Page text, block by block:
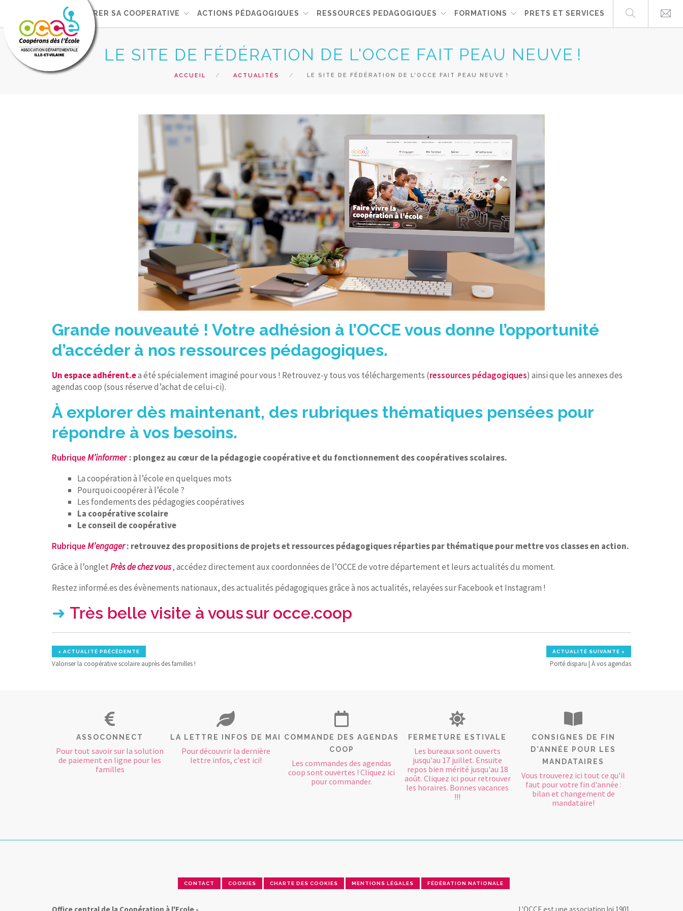
L'OCCE GERER SA COOPERATIVE ACTIONS PÉDAGOGIQUES RESSOURCES PEDAGOGIQUES FORMATIONS PRETS ET SERVICES
LE SITE DE FÉDÉRATION DE L'OCCE FAIT PEAU NEUVE !
ACCUEIL ACTUALITÉS LE SITE DE FÉDÉRATION DE L'OCCE FAIT PEAU NEUVE !
Grande nouveauté ! Votre adhésion à l’OCCE vous donne l’opportunité
d’accéder à nos ressources pédagogiques.
Un espace adhérent.ea été spécialement imaginé pour vous ! Retrouvez-y tous vos téléchargements (ressources pédagogiques) ainsi que les annexes des
agendas coop (sous réserve d’achat de celui-ci).
À explorer dès maintenant, des rubriques thématiques pensées pour
répondre à vos besoins.
RubriqueM’informer: plongez au cœur de la pédagogie coopérative et du fonctionnement des coopératives scolaires.
La coopération à l’école en quelques mots
Pourquoi coopérer à l’école ?
Les fondements des pédagogies coopératives
La coopérative scolaire
Le conseil de coopérative
RubriqueM’engager: retrouvez des propositions de projets et ressources pédagogiques réparties par thématique pour mettre vos classes en action.
Grâce à l’ongletPrès de chez vous, accédez directement aux coordonnées de l’OCCE de votre département et leurs actualités du moment.
Restez informé.es des évènements nationaux, des actualités pédagogiques grâce à nos actualités, relayées sur Facebook et Instagram !
➜ Très belle visite à vous sur occe.coop
< ACTUALITÉ PRÉCÉDENTE
Valoriser la coopérative scolaire auprès des familles !
ACTUALITÉ SUIVANTE >
Porté disparu | À vos agendas
ASSOCONNECT
Pour tout savoir sur la solution
de paiement en ligne pour les
familles
LA LETTRE INFOS DE MAI
Pour découvrir la dernière
lettre infos, c'est ici!
COMMANDE DES AGENDAS
COOP
Les commandes des agendas
coop sont ouvertes ! Cliquez ici
pour commander.
FERMETURE ESTIVALE
Les bureaux sont ouverts
jusqu'au 17 juillet. Ensuite
repos bien mérité jusqu'au 18
août. Cliquez ici pour retrouver
les horaires. Bonnes vacances
!!!
CONSIGNES DE FIN
D'ANNÉE POUR LES
MANDATAIRES
Vous trouverez ici tout ce qu'il
faut pour votre fin d'année :
bilan et changement de
mandataire!
CONTACT COOKIES CHARTE DES COOKIES MENTIONS LÉGALES FÉDÉRATION NATIONALE
Office central de la Coopération à l'Ecole - L'OCCE est une association loi 1901.